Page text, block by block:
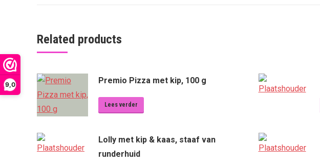
9,0
Related products
Premio Pizza met kip, 100 g
Lees verder
Lolly met kip & kaas, staaf van
runderhuid